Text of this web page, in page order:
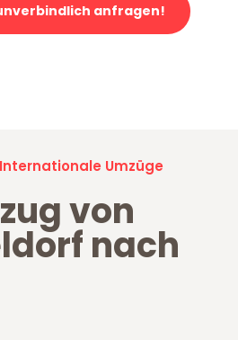
anfragen!
Umzüge
von
nach